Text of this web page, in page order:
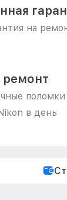
на
поломки
в день